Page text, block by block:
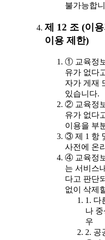
불가능합
제 12 조 (이
이용 제한)
① 교육정
유가 없다
자가 게재
있습니다.
② 교육정
유가 없다
이용을 부
③ 제 1 항
사전에 온
④ 교육정
는 서비스
다고 판단
없이 삭제
1. 다
나
우
2. 공